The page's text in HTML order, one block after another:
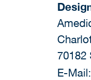
70182
E-Mail: